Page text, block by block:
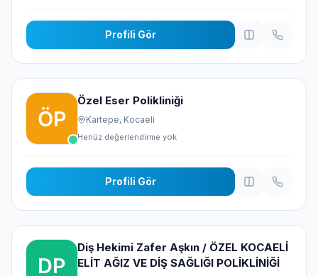
Profili Gör
Özel Eser Polikliniği
Kartepe, Kocaeli
Henüz değerlendirme yok
Profili Gör
Diş Hekimi Zafer Aşkın / ÖZEL KOCAELİ
ELİT AĞIZ VE DİŞ SAĞLIĞI POLİKLİNİĞİ